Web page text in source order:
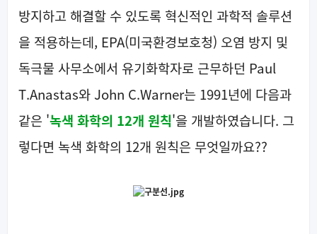
방지하고 해결할 수 있도록 혁신적인 과학적 솔루션
을 적용하는데, EPA(미국환경보호청) 오염 방지 및
독극물 사무소에서 유기화학자로 근무하던 Paul
T.Anastas와 John C.Warner는 1991년에 다음과
같은 '녹색 화학의 12개 원칙'을 개발하였습니다. 그
렇다면 녹색 화학의 12개 원칙은 무엇일까요??